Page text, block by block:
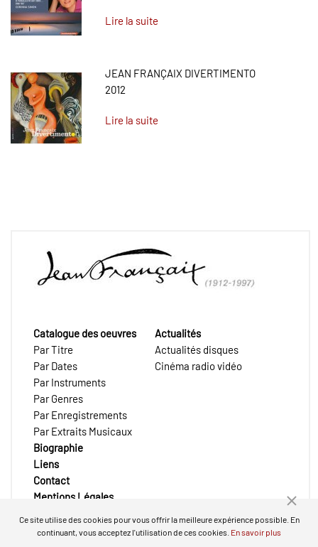
Lire la suite
JEAN FRANÇAIX DIVERTIMENTO
2012
Lire la suite
Catalogue des oeuvres
Par Titre
Par Dates
Par Instruments
Par Genres
Par Enregistrements
Par Extraits Musicaux
Actualités
Actualités disques
Cinéma radio vidéo
Biographie
Liens
Contact
Mentions Légales
Ce site utilise des cookies pour vous offrir la meilleure expérience possible. En
continuant, vous acceptez l'utilisation de ces cookies. En savoir plus